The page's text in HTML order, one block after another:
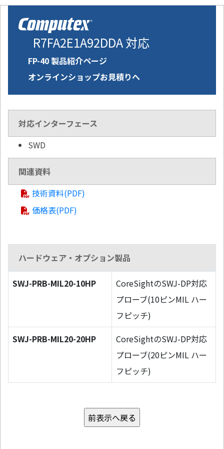
R7FA2E1A92DDA 対応
FP-40 製品紹介ページ
オンラインショップお見積りへ
対応インターフェース
SWD
関連資料
技術資料(PDF)
価格表(PDF)
ハードウェア・オプション製品
SWJ-PRB-MIL20-10HP
CoreSightのSWJ-DP対応
プローブ(10ピンMIL ハー
フピッチ)
SWJ-PRB-MIL20-20HP
CoreSightのSWJ-DP対応
プローブ(20ピンMIL ハー
フピッチ)